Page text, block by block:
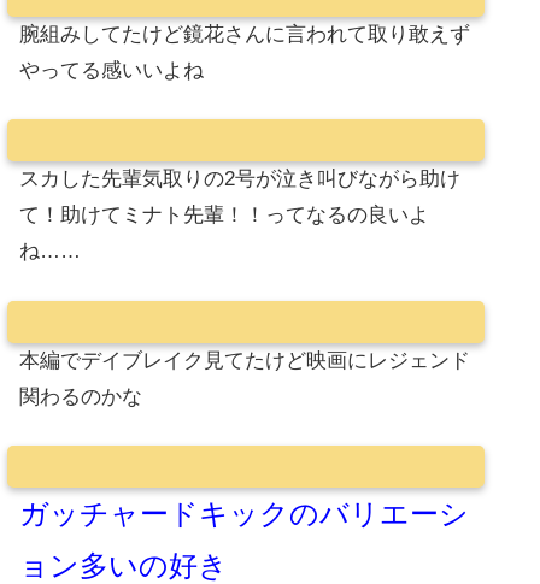
腕組みしてたけど鏡花さんに言われて取り敢えず
やってる感いいよね
スカした先輩気取りの2号が泣き叫びながら助け
て！助けてミナト先輩！！ってなるの良いよ
ね……
本編でデイブレイク見てたけど映画にレジェンド
関わるのかな
ガッチャードキックのバリエーシ
ョン多いの好き